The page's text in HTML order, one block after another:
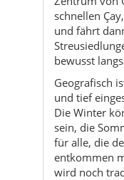
Geografisch
und tief
Die Winter
sein, die
für alle, die
entkommen
wird noch
betrieben:
Viehhaltung.
nach frisch
im Herbst
eingekochten